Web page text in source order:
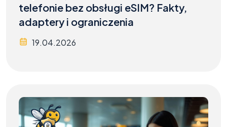
telefonie bez obsługi eSIM? Fakty,
adaptery i ograniczenia
19.04.2026